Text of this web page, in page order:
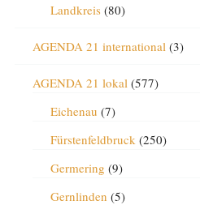
Landkreis(80)
AGENDA 21 international (3)
AGENDA 21 lokal (577)
Eichenau (7)
Fürstenfeldbruck (250)
Germering (9)
Gernlinden (5)